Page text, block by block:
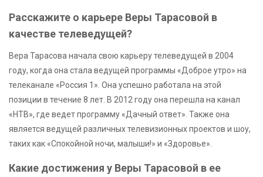
Расскажите о карьере Веры Тарасовой в
качестве телеведущей?
Вера Тарасова начала свою карьеру телеведущей в 2004
году, когда она стала ведущей программы «Доброе утро» на
телеканале «Россия 1». Она успешно работала на этой
позиции в течение 8 лет. В 2012 году она перешла на канал
«НТВ», где ведет программу «Дачный ответ». Также она
является ведущей различных телевизионных проектов и шоу,
таких как «Спокойной ночи, малыши!» и «Здоровье».
Какие достижения у Веры Тарасовой в ее